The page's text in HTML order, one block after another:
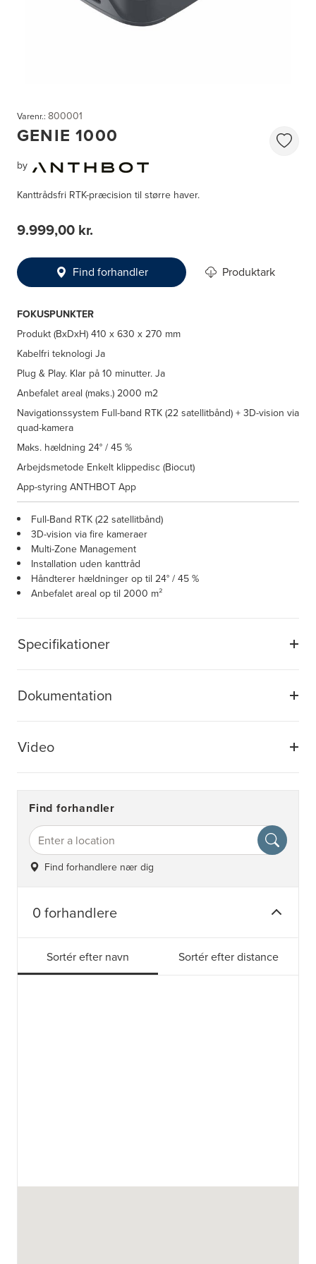
Specifikationer
Dokumentation
Video
Varenr.: 800001
GENIE 1000
by
Kanttrådsfri RTK-præcision til større haver.
9.999,00 kr.
Find forhandler Produktark
FOKUSPUNKTER
Produkt (BxDxH)410 x 630 x 270 mm
Kabelfri teknologiJa
Plug & Play. Klar på 10 minutter.Ja
Anbefalet areal (maks.)2000 m2
Navigationssystem Full-band RTK (22 satellitbånd) + 3D-vision via
quad-kamera
Maks. hældning 24° / 45 %
Arbejdsmetode Enkelt klippedisc (Biocut)
App-styring ANTHBOT App
Full-Band RTK (22 satellitbånd)
3D-vision via fire kameraer
Multi-Zone Management
Installation uden kanttråd
Håndterer hældninger op til 24° / 45 %
Anbefalet areal op til 2000 m²
Find forhandler
Find forhandlere nær dig
0 forhandlere
Sortér efter navn Sortér efter distance